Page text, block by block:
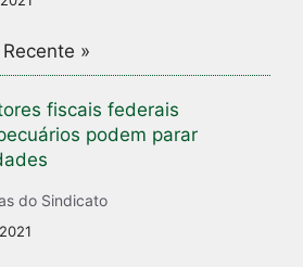
»
fiscais federais
podem parar
do Sindicato